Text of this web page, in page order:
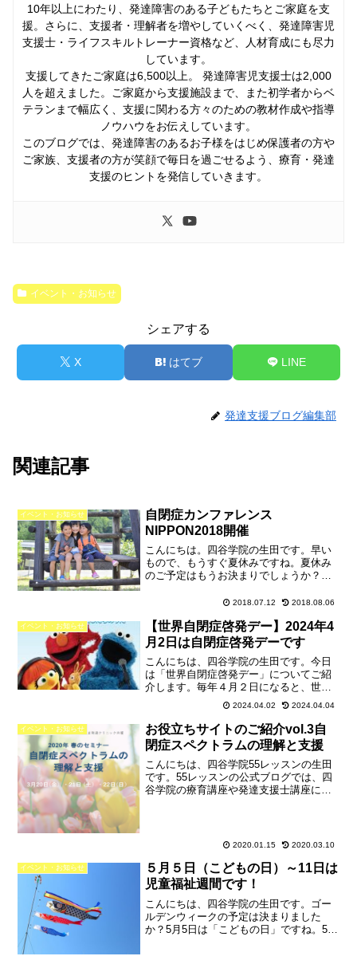
10年以上にわたり、発達障害のある子どもたちとご家庭を支
援。さらに、支援者・理解者を増やしていくべく、発達障害児
支援士・ライフスキルトレーナー資格など、人材育成にも尽力
しています。
支援してきたご家庭は6,500以上。 発達障害児支援士は2,000
人を超えました。ご家庭から支援施設まで、また初学者からベ
テランまで幅広く、支援に関わる方々のための教材作成や指導
ノウハウをお伝えしています。
このブログでは、発達障害のあるお子様をはじめ保護者の方や
ご家族、支援者の方が笑顔で毎日を過ごせるよう、療育・発達
支援のヒントを発信していきます。
イベント・お知らせ
シェアする
X はてブ LINE
発達支援ブログ編集部
関連記事
イベント・お知らせ
自閉症カンファレンス
NIPPON2018開催
こんにちは。四谷学院の生田です。早い
もので、もうすぐ夏休みですね。夏休み
のご予定はもうお決まりでしょうか？夏
した講演会、イベントが多く開催されま
17回目となる「自閉...
2018.07.12 2018.08.06
イベント・お知らせ
【世界自閉症啓発デー】2024年4
月2日は自閉症啓発デーです
こんにちは、四谷学院の生田です。今日
は「世界自閉症啓発デー」についてご紹
介します。毎年４月２日になると、世界
140ヵ国以上が「癒し」や「希望」「穏や
か」を表すシンボルカラーのブルーにラ
イトアップされます。日本では、東京タ
ワーをはじめとした全...
2024.04.02 2024.04.04
イベント・お知らせ
お役立ちサイトのご紹介vol.3自
閉症スペクトラムの理解と支援
こんにちは、四谷学院55レッスンの生田
です。55レッスンの公式ブログでは、四
谷学院の療育講座や発達支援士講座に関
は、発達障害の正しい...
2020.01.15 2020.03.10
イベント・お知らせ
５月５日（こどもの日）～11日は
児童福祉週間です！
こんにちは、四谷学院の生田です。ゴー
ルデンウィークの予定は決まりました
か？5月5日は「こどもの日」ですね。5日